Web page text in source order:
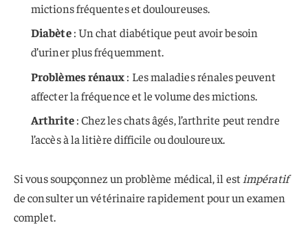
mictions fréquentes et douloureuses.
Diabète: Un chat diabétique peut avoir besoin
d’uriner plus fréquemment.
Problèmes rénaux: Les maladies rénales peuvent
affecter la fréquence et le volume des mictions.
Arthrite: Chez les chats âgés, l’arthrite peut rendre
l’accès à la litière difficile ou douloureux.
Si vous soupçonnez un problème médical, il est impératif
de consulter un vétérinaire rapidement pour un examen
complet.